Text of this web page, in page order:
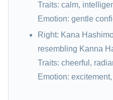
Traits: calm,
Emotion: gentle
Right: Kana
resembling Kanna
Traits: cheerful,
Emotion: